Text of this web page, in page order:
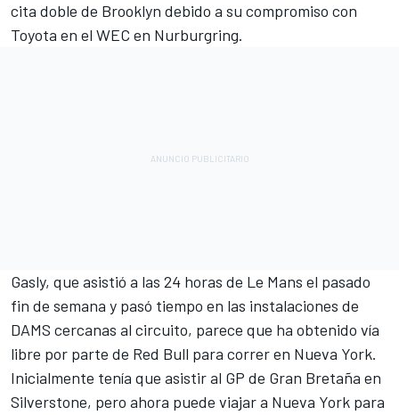
cita doble de Brooklyn debido a su compromiso con
Toyota en el WEC en Nurburgring.
Gasly, que asistió a las 24 horas de Le Mans el pasado
fin de semana y pasó tiempo en las instalaciones de
DAMS cercanas al circuito, parece que ha obtenido vía
libre por parte de Red Bull para correr en Nueva York.
Inicialmente tenía que asistir al GP de Gran Bretaña en
Silverstone, pero ahora puede viajar a Nueva York para